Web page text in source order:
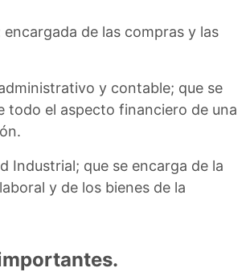
encargada de las compras y las
y contable; que se
todo el aspecto financiero de una
Industrial; que se encarga de la
y de los bienes de la